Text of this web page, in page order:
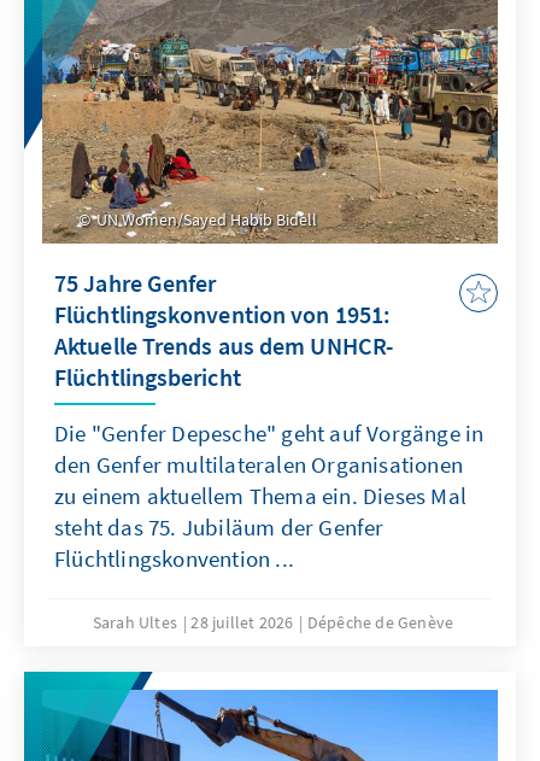
UN Women/Sayed Habib Bidell
75 Jahre Genfer
Flüchtlingskonvention von 1951:
Aktuelle Trends aus dem UNHCR-
Flüchtlingsbericht
Die "Genfer Depesche" geht auf Vorgänge in
den Genfer multilateralen Organisationen
zu einem aktuellem Thema ein. Dieses Mal
steht das 75. Jubiläum der Genfer
Flüchtlingskonvention ...
Sarah Ultes 28 juillet 2026 Dépêche de Genève